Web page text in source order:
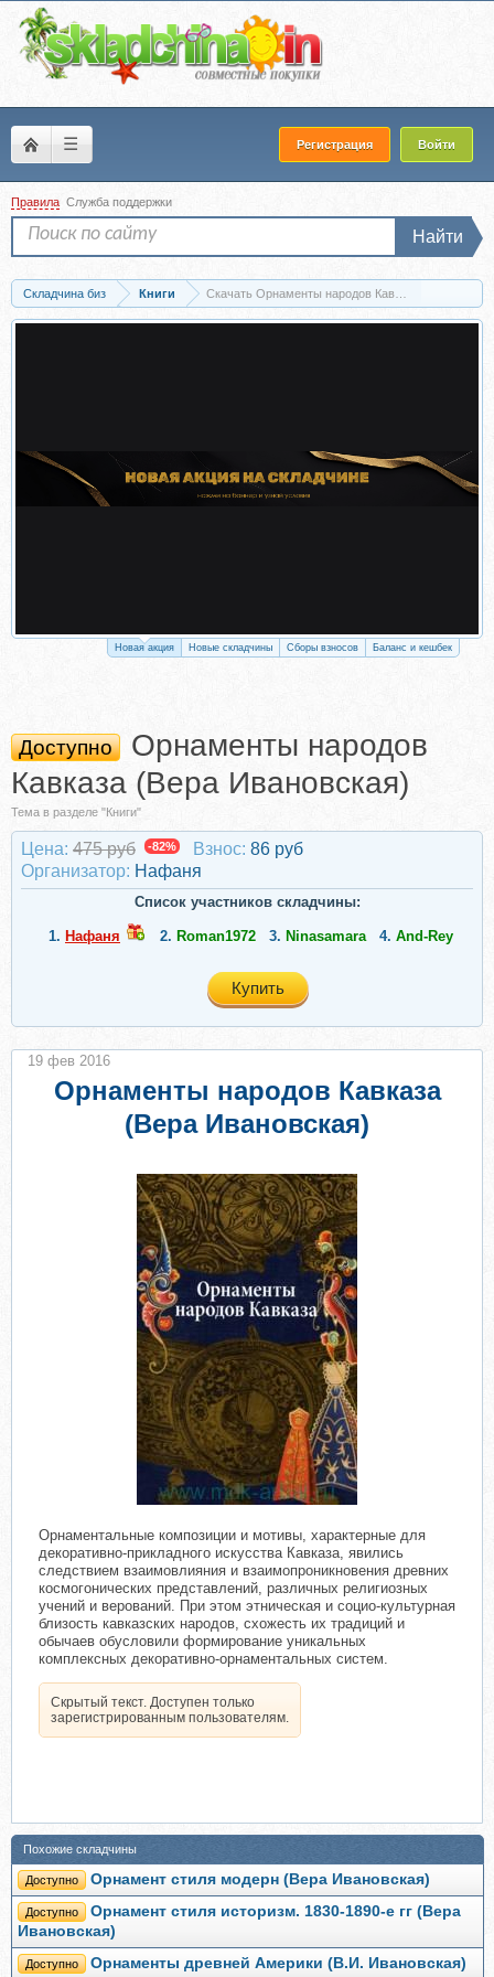
☰ Регистрация Войти
Правила Служба поддержки
Найти
Складчина биз Книги Скачать Орнаменты народов Кавказа (Вера
Новая акция Новые складчины Сборы взносов Баланс и кешбек
Доступно
Орнаменты народов
Кавказа (Вера Ивановская)
Тема в разделе "Книги"
Цена: 475 руб -82% Взнос: 86 руб
Организатор: Нафаня
Список участников складчины:
1. Нафаня 2. Roman1972 3. Ninasamara 4. And-Rey
Купить
Орнаменты народов Кавказа
(Вера Ивановская)
Орнаментальные композиции и мотивы, характерные для
декоративно-прикладного искусства Кавказа, явились
следствием взаимовлияния и взаимопроникновения древних
космогонических представлений, различных религиозных
учений и верований. При этом этническая и социо-культурная
близость кавказских народов, схожесть их традиций и
обычаев обусловили формирование уникальных
комплексных декоративно-орнаментальных систем.
Скрытый текст. Доступен только
зарегистрированным пользователям.
19 фев 2016
Похожие складчины
Доступно Орнамент стиля модерн (Вера Ивановская)
Доступно
Орнамент стиля историзм. 1830-1890-е гг (Вера
Ивановская)
Доступно Орнаменты древней Америки (В.И. Ивановская)